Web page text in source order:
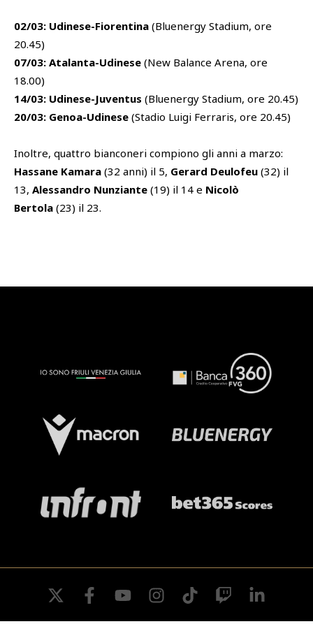
02/03: Udinese-Fiorentina (Bluenergy Stadium, ore
20.45)
07/03: Atalanta-Udinese (New Balance Arena, ore
18.00)
14/03: Udinese-Juventus (Bluenergy Stadium, ore 20.45)
20/03: Genoa-Udinese (Stadio Luigi Ferraris, ore 20.45)
Inoltre, quattro bianconeri compiono gli anni a marzo:
Hassane Kamara (32 anni) il 5, Gerard Deulofeu (32) il
13, Alessandro Nunziante (19) il 14 e Nicolò
Bertola (23) il 23.
twitter facebookyoutube instagramtiktok twitch